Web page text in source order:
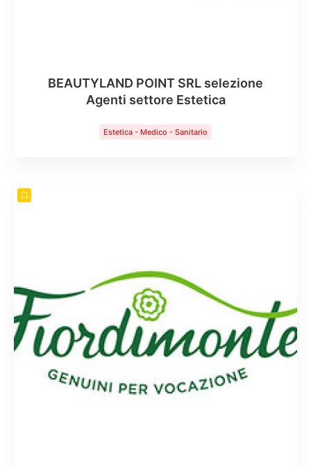
BEAUTYLAND POINT SRL selezione
Agenti settore Estetica
Estetica - Medico - Sanitario